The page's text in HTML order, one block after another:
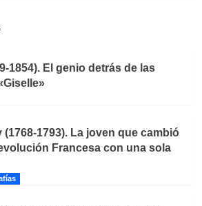
1854). El genio detrás de las
1793). La joven que cambió
Francesa con una sola